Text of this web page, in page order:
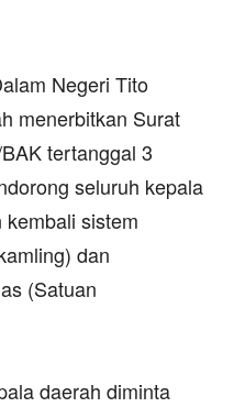
Negeri Tito
menerbitkan Surat
tertanggal 3
seluruh kepala
sistem
dan
(Satuan
daerah diminta